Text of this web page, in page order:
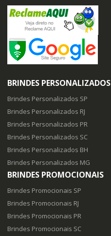
BRINDES PERSONALIZADOS
Brindes Personalizados SP
Brindes Personalizados RJ
Brindes Personalizados PR
Brindes Personalizados SC
Brindes Personalizados BH
Brindes Personalizados MG
BRINDES PROMOCIONAIS
Brindes Promocionais SP
Brindes Promocionais RJ
Brindes Promocionais PR
Brindes Promocionais SC